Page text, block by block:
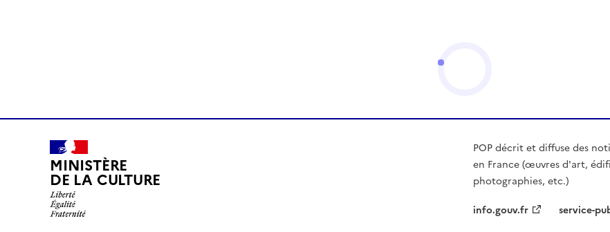
MINISTÈRE
DE LA CULTURE
POP décrit et diffuse des
en France (œuvres d'art,
photographies, etc.)
info.gouv.fr
service-